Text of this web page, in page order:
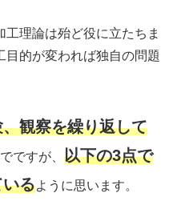
理論は殆ど役に立たちま
的が変われば独自の問題
観察を繰り返して
ですが、 以下の3点で
るように思います。